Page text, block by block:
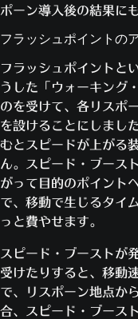
ポーン導入後の結果に
フラッシュポイントの
フラッシュポイントと
うした「ウォーキング
のを受けて、各リスポ
を設けることにしまし
むとスピードが上がる
ん。スピード・ブース
がって目的のポイント
で、移動で生じるタイ
っと費やせます。
スピード・ブーストが
受けたりすると、移動
で、リスポーン地点か
合、スピード・ブース